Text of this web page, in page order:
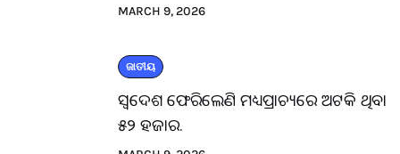
MARCH 9, 2026
ଜାତୀୟ
ସ୍ବଦେଶ ଫେରିଲେଣି ମଧ୍ୟପ୍ରାଚ୍ୟରେ ଅଟକି ଥିବା
୫୨ ହଜାର.